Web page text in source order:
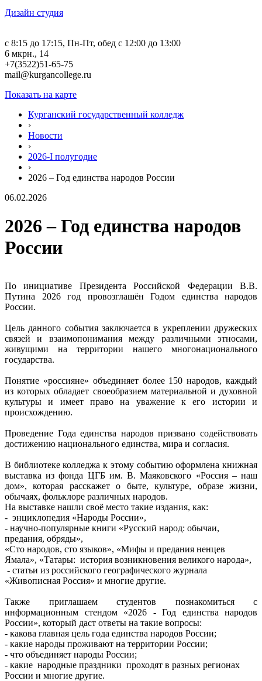
Дизайн студия
c 8:15 до 17:15, Пн-Пт, обед с 12:00 до 13:00
6 мкрн., 14
+7(3522)51-65-75
mail@kurgancollege.ru
Показать на карте
Курганский государственный колледж
›
Новости
›
2026-I полугодие
›
2026 – Год единства народов России
06.02.2026
2026 – Год единства народов
России
По инициативе Президента Российской Федерации В.В.
Путина 2026 год провозглашён Годом единства народов
России.
Цель данного события заключается в укреплении дружеских
связей и взаимопонимания между различными этносами,
живущими на территории нашего многонационального
государства.
Понятие «россияне» объединяет более 150 народов, каждый
из которых обладает своеобразием материальной и духовной
культуры и имеет право на уважение к его истории и
происхождению.
Проведение Года единства народов призвано содействовать
достижению национального единства, мира и согласия.
В библиотеке колледжа к этому событию оформлена книжная
выставка из фонда ЦГБ им. В. Маяковского «Россия – наш
дом», которая расскажет о быте, культуре, образе жизни,
обычаях, фольклоре различных народов.
На выставке нашли своё место такие издания, как:
- энциклопедия «Народы России»,
- научно-популярные книги «Русский народ: обычаи,
предания, обряды»,
«Сто народов, сто языков», «Мифы и предания ненцев
Ямала», «Татары: история возникновения великого народа»,
- статьи из российского географического журнала
«Живописная Россия» и многие другие.
Также приглашаем студентов познакомиться с
информационным стендом «2026 - Год единства народов
России», который даст ответы на такие вопросы:
- какова главная цель года единства народов России;
- какие народы проживают на территории России;
- что объединяет народы России;
- какие народные праздники проходят в разных регионах
России и многие другие.